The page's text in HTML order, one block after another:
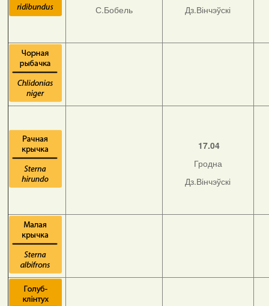
С.Бобель Дз.Вінчэўскі
17.04
Гродна
Дз.Вінчэўскі